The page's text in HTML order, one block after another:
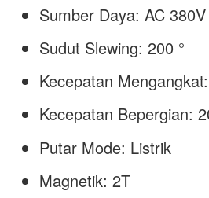
Sumber Daya: AC
Sudut Slewing: 200 °
Kecepatan
Kecepatan Bepergian:
Putar Mode: Listrik
Magnetik: 2T